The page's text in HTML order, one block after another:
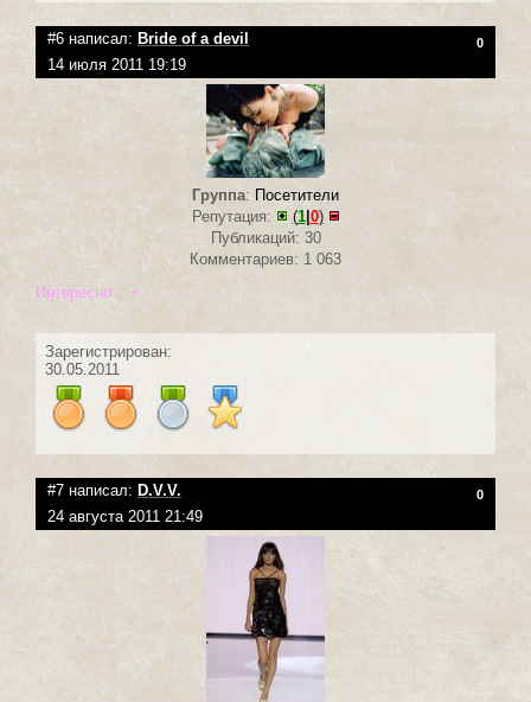
#6 написал: Bride of a devil 0
14 июля 2011 19:19
Группа: Посетители
Репутация:
(1| 0)
Публикаций: 30
Комментариев: 1 063
Интересно... +
Зарегистрирован:
30.05.2011
#7 написал: D.V.V. 0
24 августа 2011 21:49